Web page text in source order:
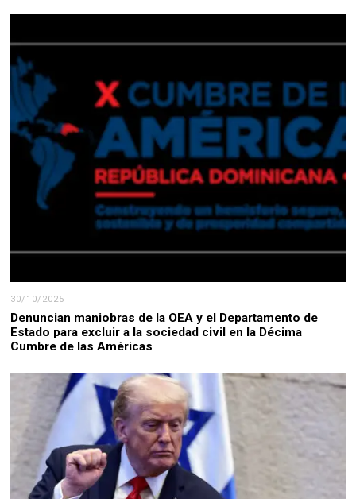
30/10/2025
Denuncian maniobras de la OEA y el Departamento de
Estado para excluir a la sociedad civil en la Décima
Cumbre de las Américas